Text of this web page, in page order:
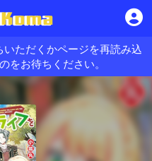
ただくかページを再読み込
をお待ちください。